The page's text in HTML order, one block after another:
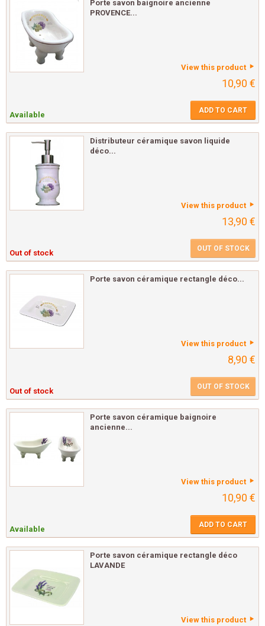
Porte savon baignoire ancienne
PROVENCE...
View this product
10,90 €
Available ADD TO CART
Distributeur céramique savon liquide
déco...
View this product
13,90 €
Out of stock OUT OF STOCK
Porte savon céramique rectangle déco...
View this product
8,90 €
Out of stock OUT OF STOCK
Porte savon céramique baignoire
ancienne...
View this product
10,90 €
Available ADD TO CART
Porte savon céramique rectangle déco
LAVANDE
View this product